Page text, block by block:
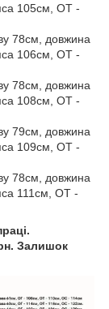
105см, ОТ -
78см, довжина
106см, ОТ -
78см, довжина
108см, ОТ -
79см, довжина
109см, ОТ -
78см, довжина
111см, ОТ -
Залишок